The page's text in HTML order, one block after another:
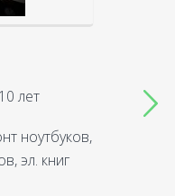
лет
ноутбуков,
эл. книг